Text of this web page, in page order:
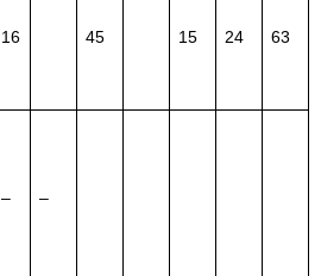
16 45 15 24 63
– –